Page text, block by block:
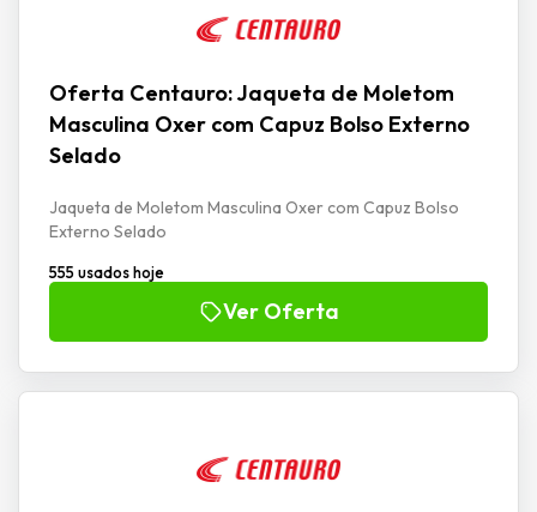
Oferta Centauro: Jaqueta de Moletom
Masculina Oxer com Capuz Bolso Externo
Selado
Jaqueta de Moletom Masculina Oxer com Capuz Bolso
Externo Selado
555 usados hoje
Ver Oferta